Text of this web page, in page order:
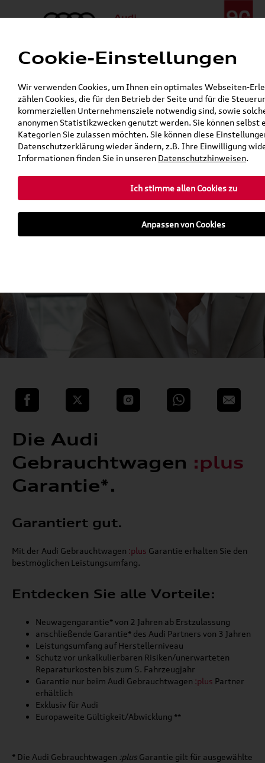
Menü
24h-Pannenhilfe:+49 (0)171 / 870 72 87
Öffnet in 9 Stunden, 29 Minuten
Mo. - Fr. 08:00 - 19:00 Uhr Sa. 09:00 - 13:00 Uhr
Service: Mo. - Fr. 06:00 - 20:00 Uhr Sa. 08:00 - 13:00 Uhr
teilen Twitter Instagram WhatsApp E-Mail
Die Audi
Gebrauchtwagen :plus
Garantie*.
Garantiert gut.
Mit der Audi Gebrauchtwagen :plus Garantie erhalten Sie den
bestmöglichen Leistungsumfang.
Entdecken Sie alle Vorteile:
Neuwagengarantie* von 2 Jahren ab Erstzulassung
anschließende Garantie* des Audi Partners von 3 Jahren
Leistungsumfang auf Herstellerniveau
Schutz vor unkalkulierbaren Risiken/unerwarteten
Reparaturkosten bis zum 5. Fahrzeugjahr
Garantie nur beim Audi Gebrauchtwagen :plus Partner
erhältlich
Exklusiv für Audi
Europaweite Gültigkeit/Abwicklung **
* Die Audi Gebrauchtwagen :plus Garantie gilt für ausgewählte
Cookie-Einstellungen
Wir verwenden Cookies, um Ihnen ein optimales Webseiten-
zählen Cookies, die für den Betrieb der Seite und für die
kommerziellen Unternehmensziele notwendig sind, sowie
anonymen Statistikzwecken genutzt werden. Sie können selbst
Kategorien Sie zulassen möchten. Sie können diese
Datenschutzerklärung wieder ändern, z.B. Ihre Einwilligung
Informationen finden Sie in unseren Datenschutzhinweisen.
Ich stimme allen Cookies zu
Anpassen von Cookies